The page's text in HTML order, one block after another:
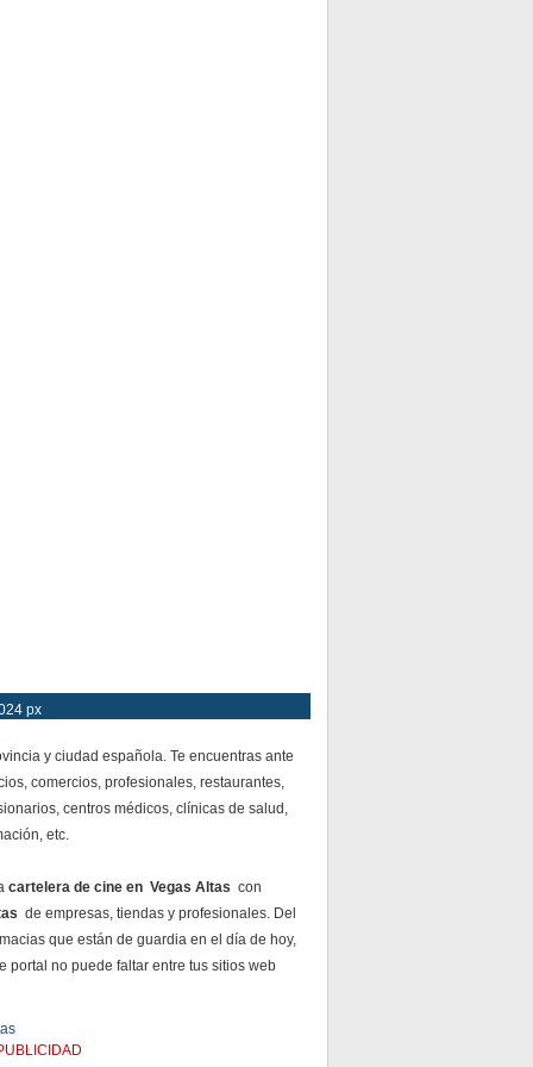
px
y ciudad española. Te encuentras ante
comercios, profesionales, restaurantes,
centros médicos, clínicas de salud,
etc.
cartelera de cine en Vegas Altas con
de empresas, tiendas y profesionales. Del
que están de guardia en el día de hoy,
portal no puede faltar entre tus sitios web